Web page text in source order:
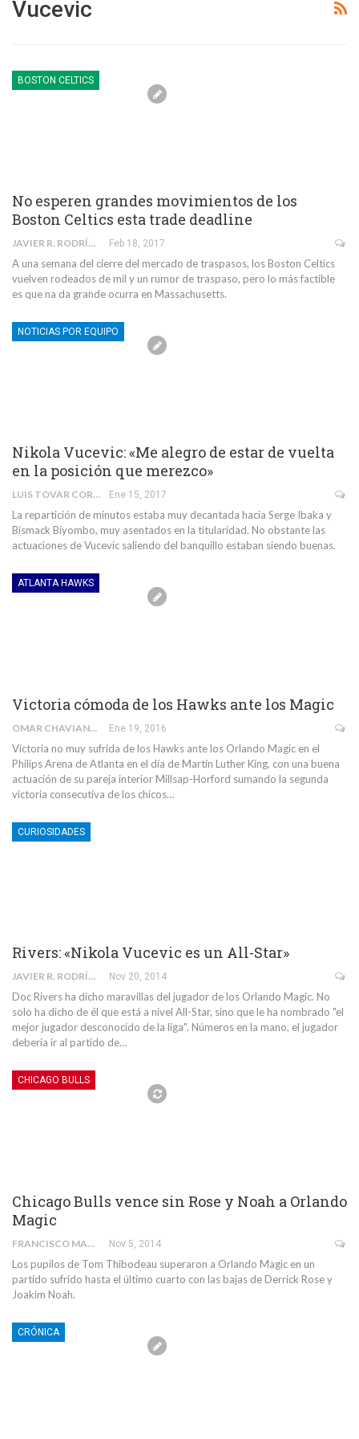
Vucevic
BOSTON CELTICS
No esperen grandes movimientos de los
Boston Celtics esta trade deadline
JAVIER R. RODRÍGUEZ Feb 18, 2017
A una semana del cierre del mercado de traspasos, los Boston Celtics
vuelven rodeados de mil y un rumor de traspaso, pero lo más factible
es que na da grande ocurra en Massachusetts.
NOTICIAS POR EQUIPO
Nikola Vucevic: «Me alegro de estar de vuelta
en la posición que merezco»
LUIS TOVAR CORDERO Ene 15, 2017
La repartición de minutos estaba muy decantada hacia Serge Ibaka y
Bismack Biyombo, muy asentados en la titularidad. No obstante las
actuaciones de Vucevic saliendo del banquillo estaban siendo buenas.
ATLANTA HAWKS
Victoria cómoda de los Hawks ante los Magic
OMAR CHAVIANO TUR Ene 19, 2016
Victoria no muy sufrida de los Hawks ante los Orlando Magic en el
Philips Arena de Atlanta en el día de Martin Luther King, con una buena
actuación de su pareja interior Millsap-Horford sumando la segunda
victoria consecutiva de los chicos…
CURIOSIDADES
Rivers: «Nikola Vucevic es un All-Star»
JAVIER R. RODRÍGUEZ Nov 20, 2014
Doc Rivers ha dicho maravillas del jugador de los Orlando Magic. No
solo ha dicho de él que está a nivel All-Star, sino que le ha nombrado "el
mejor jugador desconocido de la liga". Números en la mano, el jugador
debería ir al partido de…
CHICAGO BULLS
Chicago Bulls vence sin Rose y Noah a Orlando
Magic
FRANCISCO MANUEL PIÑERO GOMEZ Nov 5, 2014
Los pupilos de Tom Thibodeau superaron a Orlando Magic en un
partido sufrido hasta el último cuarto con las bajas de Derrick Rose y
Joakim Noah.
CRÓNICA